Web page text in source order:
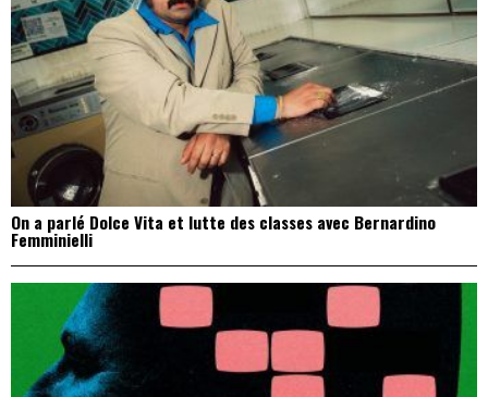
On a parlé Dolce Vita et lutte des classes avec Bernardino
Femminielli